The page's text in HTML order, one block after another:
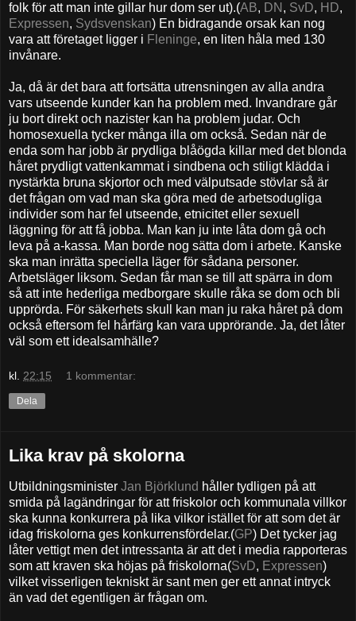
folk för att man inte gillar hur dom ser ut).(AB, DN , SvD, HD,
Expressen, Sydsvenskan) En bidragande orsak kan nog
vara att företaget ligger i Fleninge, en liten håla med 130
invånare.
Ja, då är det bara att fortsätta utrensningen av alla andra
vars utseende kunder kan ha problem med. Invandrare går
ju bort direkt och nazister kan ha problem judar. Och
homosexuella tycker många illa om också. Sedan när de
enda som har jobb är prydliga blåögda killar med det blonda
håret prydligt vattenkammat i sindbena och stiligt klädda i
nystärkta bruna skjortor och med välputsade stövlar så är
det frågan om vad man ska göra med de arbetsodugliga
individer som har fel utseende, etnicitet eller sexuell
läggning för att få jobba. Man kan ju inte låta dom gå och
leva på a-kassa. Man borde nog sätta dom i arbete. Kanske
ska man inrätta speciella läger för sådana personer.
Arbetsläger liksom. Sedan får man se till att spärra in dom
så att inte hederliga medborgare skulle råka se dom och bli
upprörda. För säkerhets skull kan man ju raka håret på dom
också eftersom fel hårfärg kan vara upprörande. Ja, det låter
väl som ett idealsamhälle?
kl. 22:15 1 kommentar:
Dela
Lika krav på skolorna
Utbildningsminister Jan Björklund håller tydligen på att
smida på lagändringar för att friskolor och kommunala villkor
ska kunna konkurrera på lika vilkor istället för att som det är
idag friskolorna ges konkurrensfördelar.(GP) Det tycker jag
låter vettigt men det intressanta är att det i media rapporteras
som att kraven ska höjas på friskolorna(SvD, Expressen)
vilket visserligen tekniskt är sant men ger ett annat intryck
än vad det egentligen är frågan om.